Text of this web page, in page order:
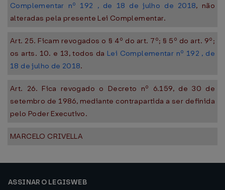
Complementar nº 192 , de 18 de julho de 2018, não
alteradas pela presente Lei Complementar.
Art. 25. Ficam revogados o § 4º do art. 7º; § 5º do art. 9º;
os arts. 10. e 13, todos da Lei Complementar nº 192 , de
18 de julho de 2018.
Art. 26. Fica revogado o Decreto nº 6.159, de 30 de
setembro de 1986, mediante contrapartida a ser definida
pelo Poder Executivo.
MARCELO CRIVELLA
ASSINAR O LEGISWEB